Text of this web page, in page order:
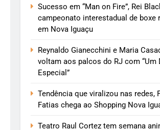
Sucesso em “Man on Fire”, Rei
campeonato interestadual de boxe
em Nova Iguaçu
Reynaldo Gianecchini e Maria
voltam aos palcos do RJ com “Um
Especial”
Tendência que viralizou nas redes,
Fatias chega ao Shopping Nova
Teatro Raul Cortez tem semana